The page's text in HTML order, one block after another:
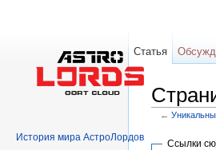
←
Ссылки
Статья
История мира АстроЛордов